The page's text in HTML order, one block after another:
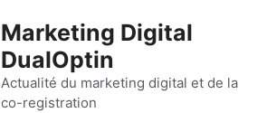
Marketing Digital
DualOptin
Actualité du marketing digital et de la
co-registration